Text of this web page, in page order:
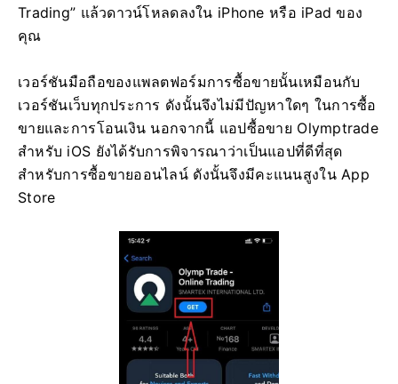
Trading” แล้วดาวน์โหลดลงใน iPhone หรือ iPad ของ
คุณ
เวอร์ชันมือถือของแพลตฟอร์มการซื้อขายนั้นเหมือนกับ
เวอร์ชันเว็บทุกประการ ดังนั้นจึงไม่มีปัญหาใดๆ ในการซื้อ
ขายและการโอนเงิน นอกจากนี้ แอปซื้อขาย Olymptrade
สำหรับ iOS ยังได้รับการพิจารณาว่าเป็นแอปที่ดีที่สุด
สำหรับการซื้อขายออนไลน์ ดังนั้นจึงมีคะแนนสูงใน App
Store